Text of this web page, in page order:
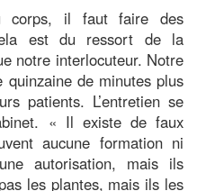
corps, il faut faire des
est du ressort de la
notre interlocuteur. Notre
de minutes plus
patients. L’entretien se
« Il existe de faux
aucune formation ni
autorisation, mais ils
les plantes, mais ils les